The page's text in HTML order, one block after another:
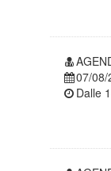
07/08/
Dalle